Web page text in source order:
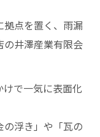
点を置く、雨漏
の井澤産業有限会
で一気に表面化
の浮き」や「瓦の